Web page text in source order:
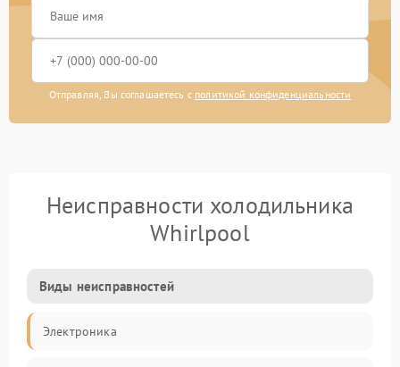
Отправляя, Вы соглашаетесь с политикой конфиденциальности
Неисправности холодильника
Whirlpool
Виды неисправностей
Электроника